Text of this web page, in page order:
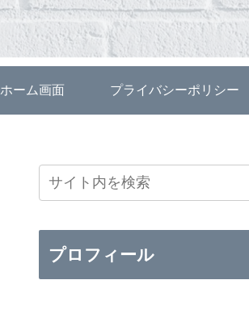
ホーム画面 プライバシーポリシー
プロフィール